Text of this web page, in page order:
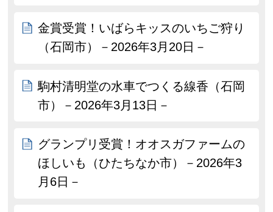
金賞受賞！いばらキッスのいちご狩り
（石岡市）－2026年3月20日－
駒村清明堂の水車でつくる線香（石岡
市）－2026年3月13日－
グランプリ受賞！オオスガファームの
ほしいも（ひたちなか市）－2026年3
月6日－